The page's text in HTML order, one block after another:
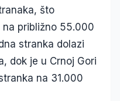
što
približno 55.000
stranka dolazi
dok je u Crnoj Gori
na 31.000